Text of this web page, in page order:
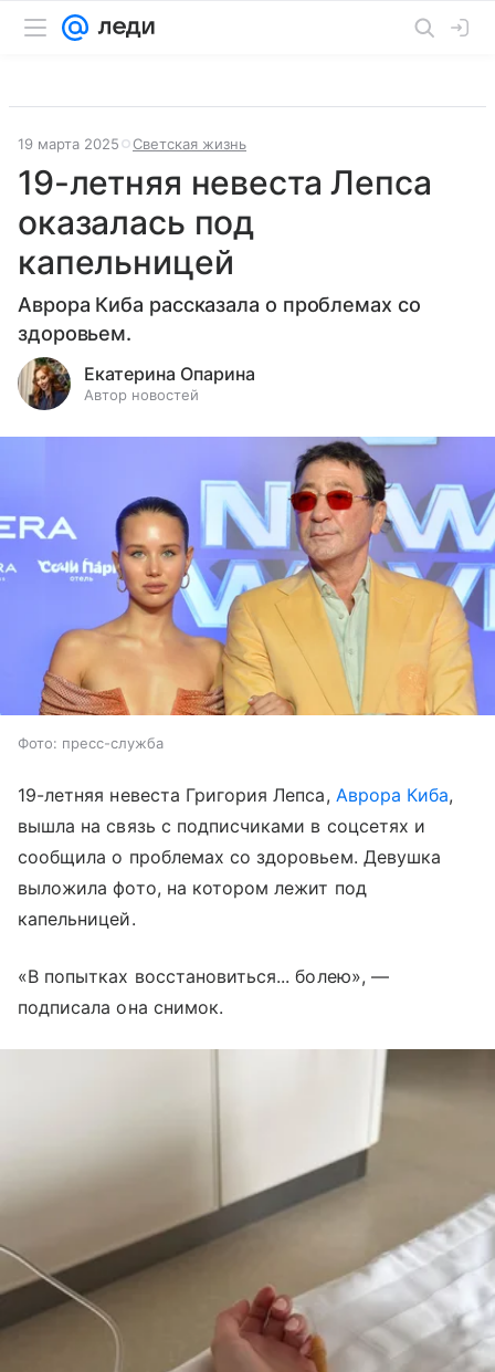
19 марта 2025 Светская жизнь
19-летняя невеста Лепса
оказалась под
капельницей
Аврора Киба рассказала о проблемах со
здоровьем.
Екатерина Опарина
Автор новостей
Фото: пресс-служба
19-летняя невеста Григория Лепса, Аврора Киба,
вышла на связь с подписчиками в соцсетях и
сообщила о проблемах со здоровьем. Девушка
выложила фото, на котором лежит под
капельницей.
«В попытках восстановиться... болею», —
подписала она снимок.